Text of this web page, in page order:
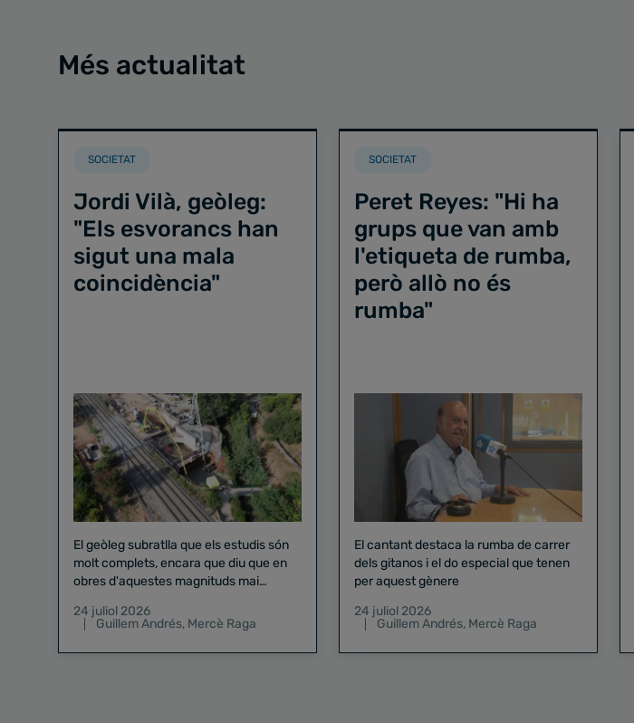
Més actualitat
SOCIETAT
Jordi Vilà, geòleg:
"Els esvorancs han
sigut una mala
coincidència"
El geòleg subratlla que els estudis són
molt complets, encara que diu que en
obres d'aquestes magnituds mai
24 juliol 2026
Guillem Andrés, Mercè Raga
SOCIETAT
Peret Reyes: "Hi ha
grups que van amb
l'etiqueta de rumba,
però allò no és
rumba"
El cantant destaca la rumba de carrer
dels gitanos i el do especial que tenen
per aquest gènere
24 juliol 2026
Guillem Andrés, Mercè Raga